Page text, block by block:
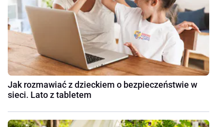
Jak rozmawiać z dzieckiem o bezpieczeństwie w
sieci. Lato z tabletem